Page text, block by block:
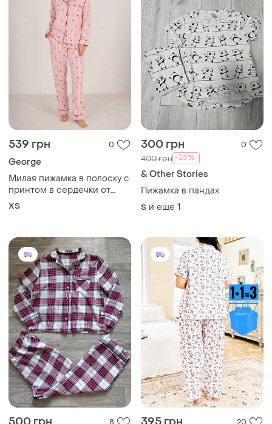
539 грн 0
George
Милая пижамка в полоску с
принтом в сердечки от
george (13-14 лет)
ХS
300 грн 0
400 грн -25%
& Other Stories
Пижамка в пандах
S и еще 1